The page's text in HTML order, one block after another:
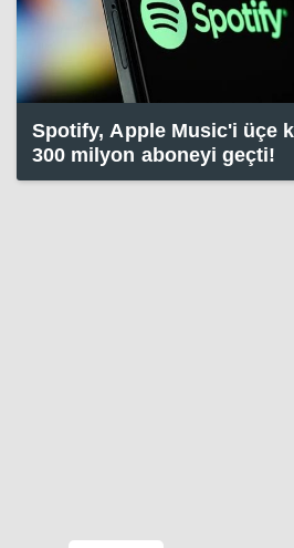
Spotify, Apple Music'i üçe
300 milyon aboneyi geçti!